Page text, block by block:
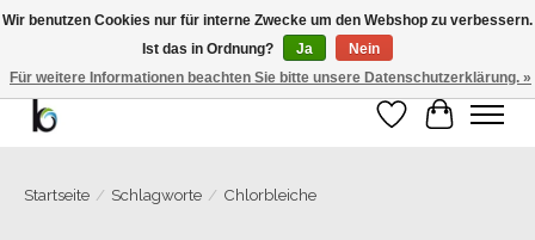
Bemango GmbH - Ewald-Gnau-Str. 11 - 42499 Hückeswagen - 02191/5991535 -
01793/955066
Wunschzettel
Ihr
Startseite / Schlagworte / Chlorbleiche
Wir benutzen Cookies nur für interne Zwecke um den Webshop zu verbessern.
Ist das in Ordnung?
Ja
Nein
Für weitere Informationen beachten Sie bitte unsere Datenschutzerklärung. »